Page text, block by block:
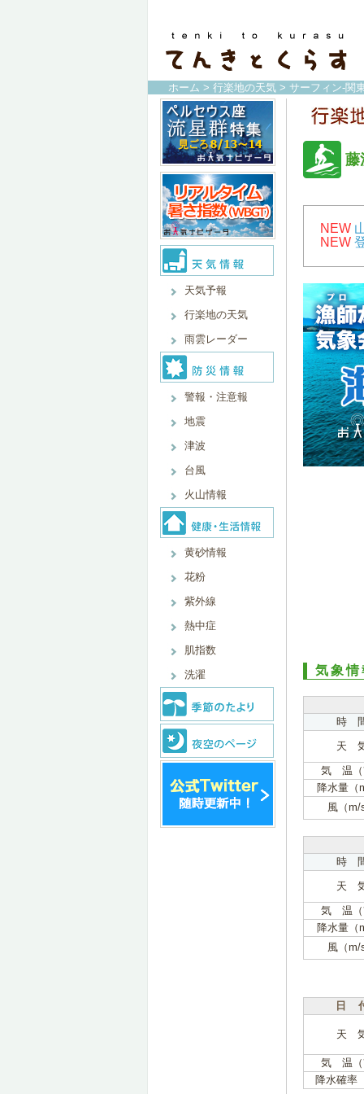
ホーム > 行楽地の天気 > サーフィン-関
天気予報
行楽地の天気
雨雲レーダー
警報・注意報
地震
津波
台風
火山情報
黄砂情報
花粉
紫外線
熱中症
肌指数
洗濯
藤
NEW
NEW
気象情
時
天
気 温
降水量（
風（m/
時
天
気 温
降水量（
風（m/
日
天
気 温
降水確率